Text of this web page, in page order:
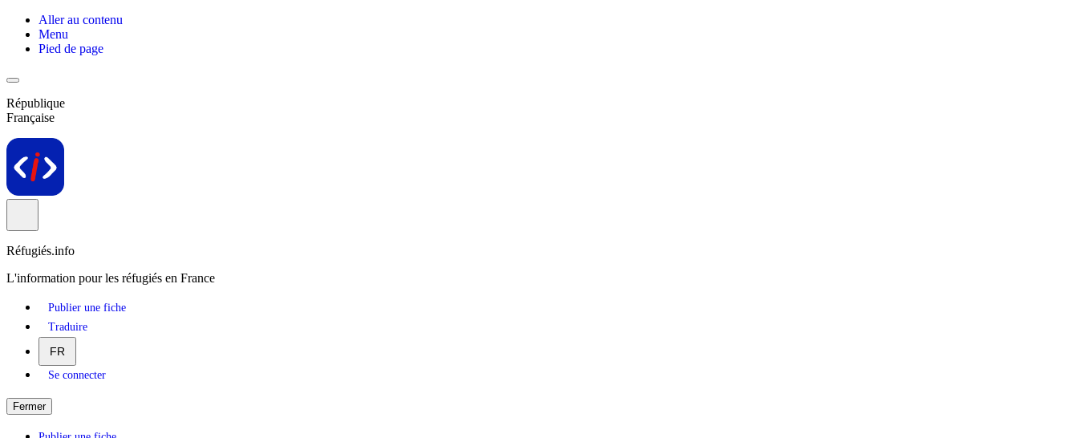
Aller au contenu
Menu
Pied de page
République
Française
Réfugiés.info
L'information pour les réfugiés en France
Publier une fiche
Traduire
FR
Se connecter
Fermer